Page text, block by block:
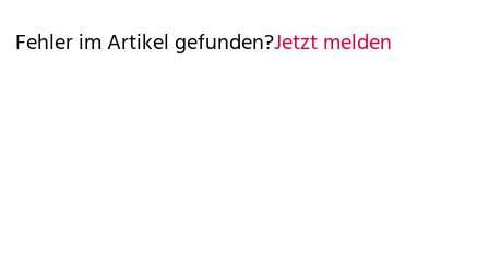
Fehler im Artikel gefunden?Jetzt melden